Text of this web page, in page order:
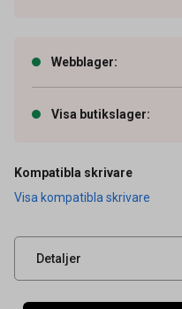
Webblager:
Visa butikslager:
Kompatibla skrivare
Visa kompatibla skrivare
Detaljer
Typ
Leverantörens
UNSPSC